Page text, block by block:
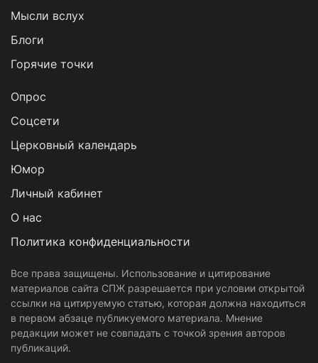
Мысли вслух
Блоги
Горячие точки
Опрос
Cоцсети
Церковный календарь
Юмор
Личный кабинет
О нас
Политика конфиденциальности
Все права защищены. Использование и цитирование
материалов сайта СПЖ разрешается при условии открытой
ссылки на цитируемую статью, которая должна находиться
в первом абзаце публикуемого материала. Мнение
редакции может не совпадать с точкой зрения авторов
публикаций.